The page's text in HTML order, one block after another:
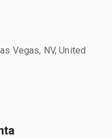
Vegas, NV, United